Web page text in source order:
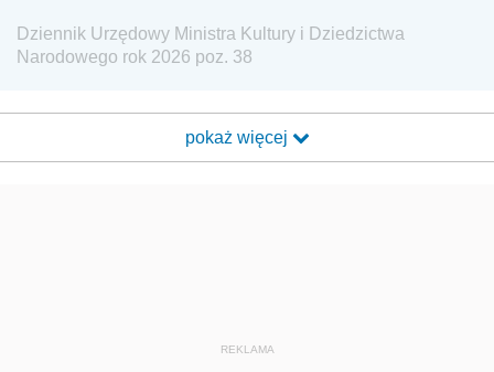
Dziennik Urzędowy Ministra Kultury i Dziedzictwa
Narodowego rok 2026 poz. 38
pokaż więcej
REKLAMA